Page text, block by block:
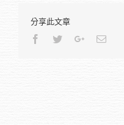
分享此文章
Facebook
TwitterGoogle+Email